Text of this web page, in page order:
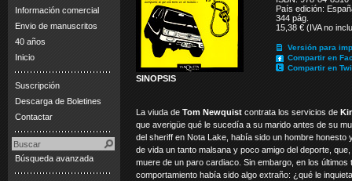
Información comercial
Envio de manuscritos
40 años
Inicio
Suscripción
Descarga de Boletines
Contactar
Búsqueda avanzada
País edición:
344 pág.
15,38 € (IVA no
Versión para
Compartir en
Compartir en
SINOPSIS
La viuda de Tom Newquist contrata los servicios de
que averigüe qué le sucedía a su marido antes de su
del sheriff en Nota Lake, había sido un hombre honesto
de vida un tanto malsana y poco amigo del deporte,
muere de un paro cardiaco. Sin embargo, en los últimos
comportamiento había sido algo extraño: ¿qué le